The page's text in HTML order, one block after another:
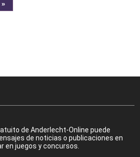
»
de Anderlecht-Online puede
de noticias o publicaciones en
en juegos y concursos.